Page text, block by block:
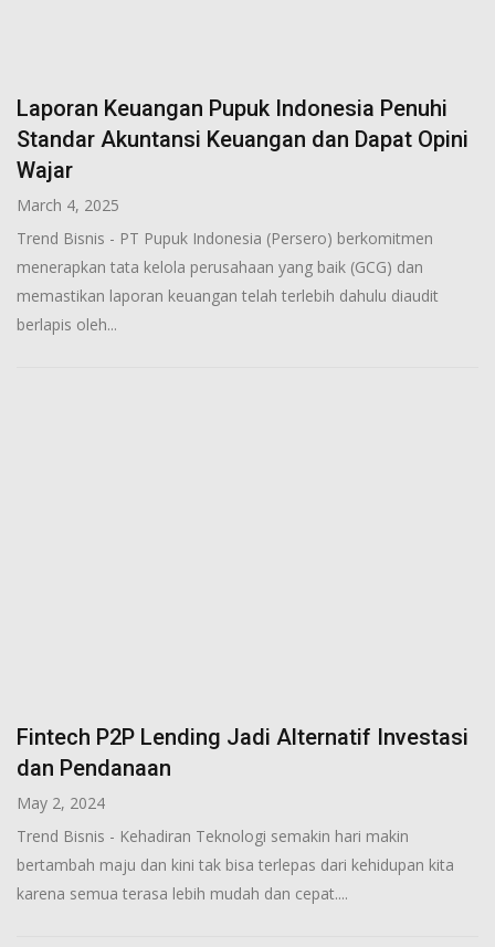
Laporan Keuangan Pupuk Indonesia Penuhi
Standar Akuntansi Keuangan dan Dapat Opini
Wajar
March 4, 2025
Trend Bisnis - PT Pupuk Indonesia (Persero) berkomitmen
menerapkan tata kelola perusahaan yang baik (GCG) dan
memastikan laporan keuangan telah terlebih dahulu diaudit
berlapis oleh...
Fintech P2P Lending Jadi Alternatif Investasi
dan Pendanaan
May 2, 2024
Trend Bisnis - Kehadiran Teknologi semakin hari makin
bertambah maju dan kini tak bisa terlepas dari kehidupan kita
karena semua terasa lebih mudah dan cepat....